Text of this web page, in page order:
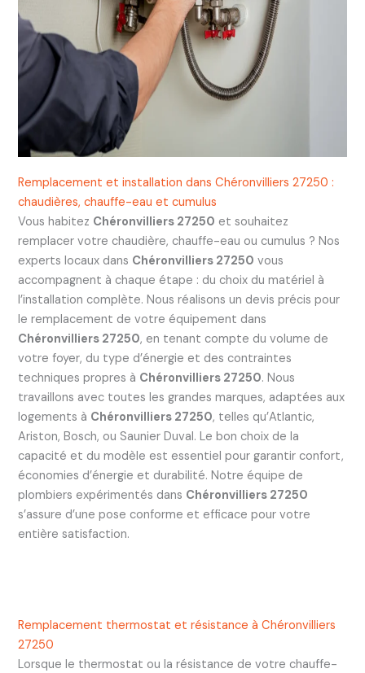
Remplacement et installation dans Chéronvilliers 27250 :
chaudières, chauffe-eau et cumulus
Vous habitez Chéronvilliers 27250 et souhaitez
remplacer votre chaudière, chauffe-eau ou cumulus ? Nos
experts locaux dans Chéronvilliers 27250 vous
accompagnent à chaque étape : du choix du matériel à
l’installation complète. Nous réalisons un devis précis pour
le remplacement de votre équipement dans
Chéronvilliers 27250, en tenant compte du volume de
votre foyer, du type d’énergie et des contraintes
techniques propres à Chéronvilliers 27250. Nous
travaillons avec toutes les grandes marques, adaptées aux
logements à Chéronvilliers 27250, telles qu’Atlantic,
Ariston, Bosch, ou Saunier Duval. Le bon choix de la
capacité et du modèle est essentiel pour garantir confort,
économies d’énergie et durabilité. Notre équipe de
plombiers expérimentés dans Chéronvilliers 27250
s’assure d’une pose conforme et efficace pour votre
entière satisfaction.
Remplacement thermostat et résistance à Chéronvilliers
27250
Lorsque le thermostat ou la résistance de votre chauffe-